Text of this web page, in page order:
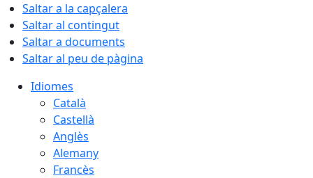
Saltar a la capçalera
Saltar al contingut
Saltar a documents
Saltar al peu de pàgina
Idiomes
Català
Castellà
Anglès
Alemany
Francès